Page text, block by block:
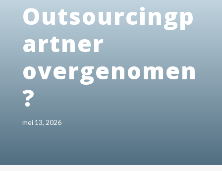
Outsourcingp
artner
overgenomen
?
mei 13, 2026